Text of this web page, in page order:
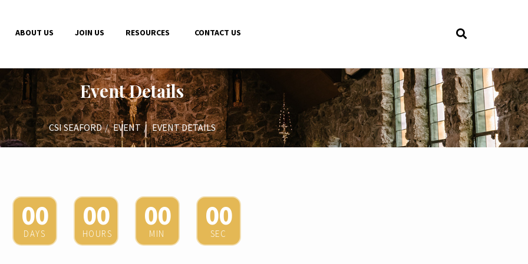
ABOUT US JOIN US RESOURCES CONTACT US
Event Details
CSI SEAFORD EVENT EVENT DETAILS
00 00 00 00